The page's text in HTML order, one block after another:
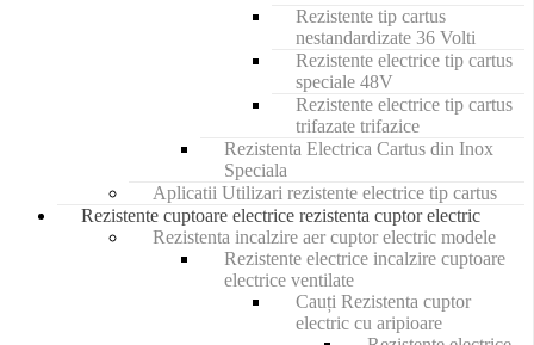
Rezistente tip cartus
nestandardizate 36 Volti
Rezistente electrice tip cartus
speciale 48V
Rezistente electrice tip cartus
trifazate trifazice
Rezistenta Electrica Cartus din Inox
Speciala
Aplicatii Utilizari rezistente electrice tip cartus
Rezistente cuptoare electrice rezistenta cuptor electric
Rezistenta incalzire aer cuptor electric modele
Rezistente electrice incalzire cuptoare
electrice ventilate
Cauți Rezistenta cuptor
electric cu aripioare